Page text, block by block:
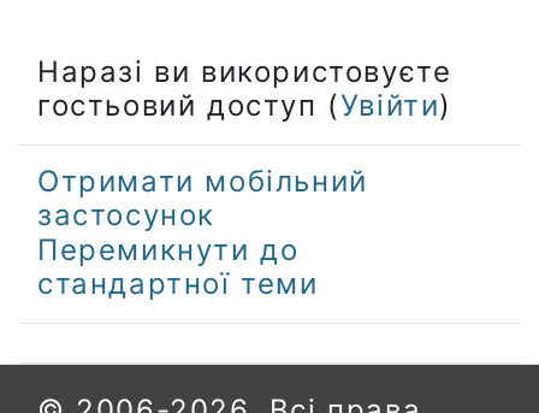
Наразі ви використовуєте
гостьовий доступ (Увійти)
Отримати мобільний
застосунок
Перемикнути до
стандартної теми